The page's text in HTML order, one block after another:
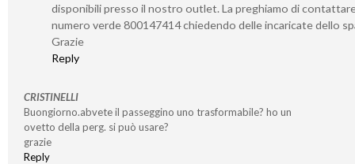
disponibili presso il nostro outlet. La preghiamo di
numero verde 800147414 chiedendo delle incaricate dello
Grazie
Reply
CRISTINELLI
Buongiorno.abvete il passeggino uno trasformabile? ho un
ovetto della perg. si può usare?
grazie
Reply